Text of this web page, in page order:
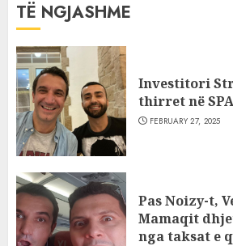
TË NGJASHME
Investitori
thirret në
FEBRUARY 27, 2025
Pas Noizy-t,
Mamaqit
nga taksat e